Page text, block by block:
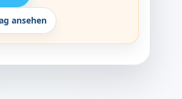
ansehen